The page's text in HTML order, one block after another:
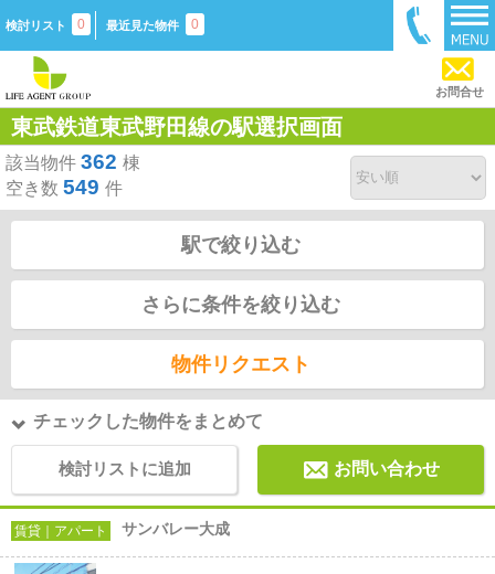
検討リスト 0 最近見た物件 0
お問合せ
東武鉄道東武野田線の駅選択画面
該当物件 362 棟
空き数 549 件
駅で絞り込む
さらに条件を絞り込む
物件リクエスト
チェックした物件をまとめて
検討リストに追加 お問い合わせ
賃貸｜アパート サンバレー大成